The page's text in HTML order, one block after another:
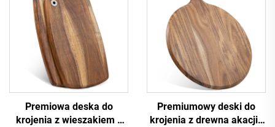
Premiowa deska do
krojenia z wieszakiem z
Premiumowy deski do
krojenia z drewna akacji i